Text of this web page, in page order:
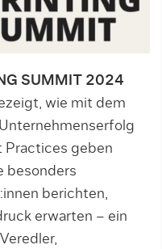
SUMMIT 2024
wie mit dem
Practices geben
besonders
berichten,
erwarten – ein